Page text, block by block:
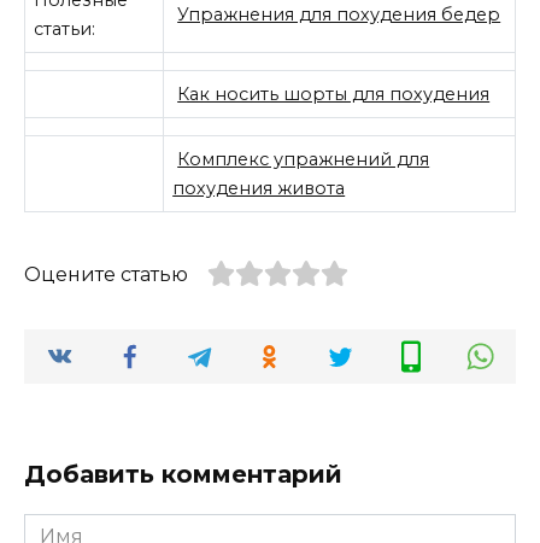
статьи:
Упражнения для похудения бедер
Как носить шорты для похудения
Комплекс упражнений для
похудения живота
Оцените статью
Добавить комментарий
Имя